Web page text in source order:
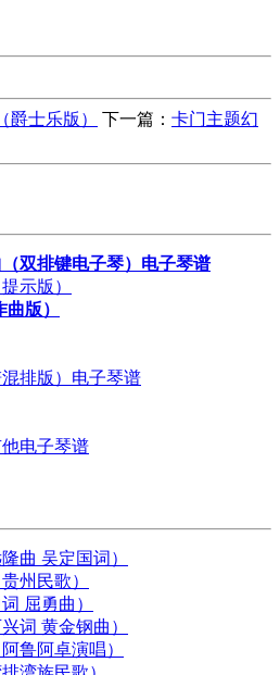
爵士乐版） 下一篇： 卡门主题幻
双排键电子琴）电子琴谱
示版）
版）
排版）电子琴谱
电子琴谱
曲 吴定国词）
州民歌）
屈勇曲）
词 黄金钢曲）
鲁阿卓演唱）